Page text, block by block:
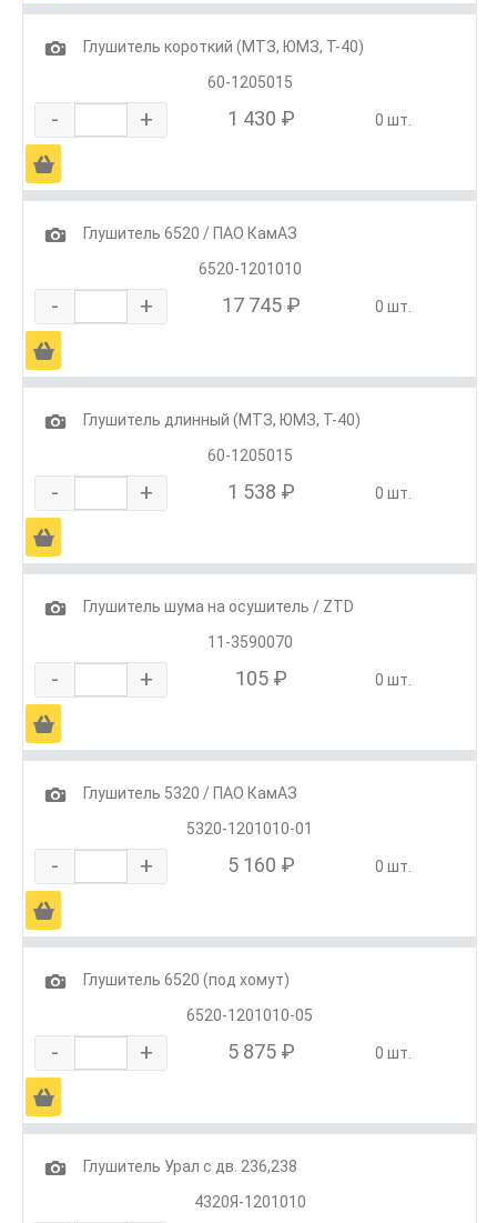
1
Глушитель короткий (МТЗ, ЮМЗ, Т-40)
60-1205015
- + 1 430 ₽ 0 шт.
Ä
1
Глушитель 6520 / ПАО КамАЗ
6520-1201010
- + 17 745 ₽ 0 шт.
Ä
1
Глушитель длинный (МТЗ, ЮМЗ, Т-40)
60-1205015
- + 1 538 ₽ 0 шт.
Ä
1
Глушитель шума на осушитель / ZTD
11-3590070
- + 105 ₽ 0 шт.
Ä
1
Глушитель 5320 / ПАО КамАЗ
5320-1201010-01
- + 5 160 ₽ 0 шт.
Ä
1
Глушитель 6520 (под хомут)
6520-1201010-05
- + 5 875 ₽ 0 шт.
Ä
1
Глушитель Урал с дв. 236,238
4320Я-1201010